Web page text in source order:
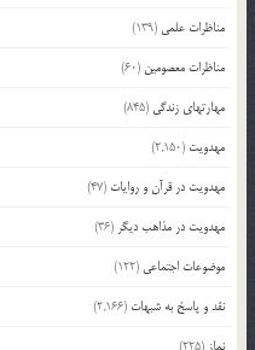
مناظرات علمی (139)
مناظرات معصومین (60)
مهارتهای زندگی (845)
مهدویت (2,150)
مهدویت در قرآن و روایات (47)
مهدویت در مذاهب دیگر (36)
موضوعات اجتماعی (122)
نقد و پاسخ به شبهات (2,166)